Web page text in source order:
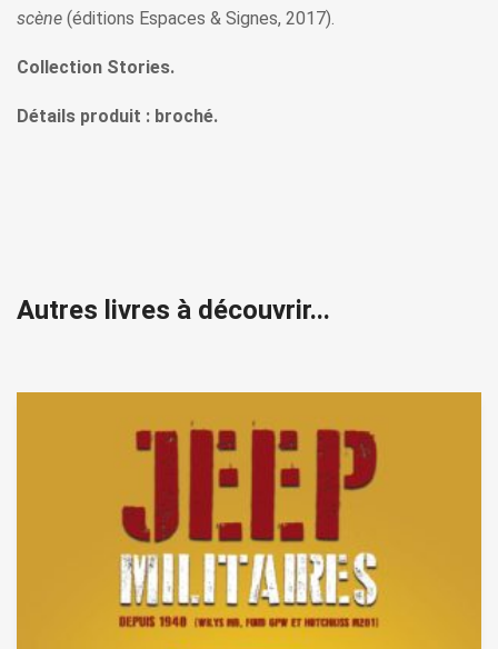
scène (éditions Espaces & Signes, 2017).
Collection Stories.
Détails produit : broché.
Autres livres à découvrir...